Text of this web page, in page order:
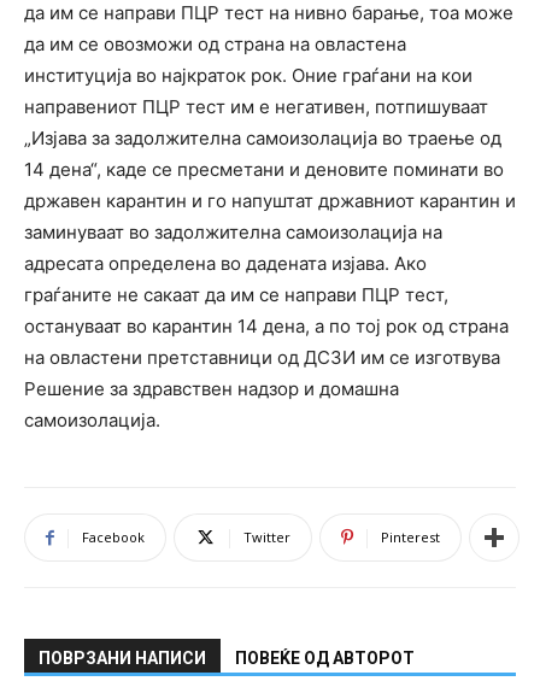
да им се направи ПЦР тест на нивно барање, тоа може
да им се овозможи од страна на овластена
институција во најкраток рок. Оние граѓани на кои
направениот ПЦР тест им е негативен, потпишуваат
„Изјава за задолжителна самоизолација во траење од
14 дена“, каде се пресметани и деновите поминати во
државен карантин и го напуштат државниот карантин и
заминуваат во задолжителна самоизолација на
адресата определена во дадената изјава. Ако
граѓаните не сакаат да им се направи ПЦР тест,
остануваат во карантин 14 дена, а по тој рок од страна
на овластени претставници од ДСЗИ им се изготвува
Решение за здравствен надзор и домашна
самоизолација.
Facebook Twitter Pinterest
ПОВРЗАНИ НАПИСИ ПОВЕЌЕ ОД АВТОРОТ